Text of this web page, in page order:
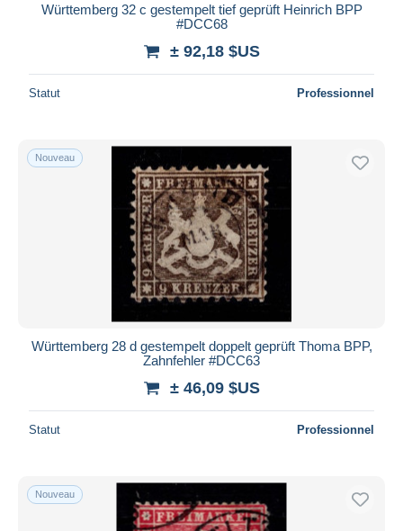
Württemberg 32 c gestempelt tief geprüft Heinrich BPP
#DCC68
± 92,18 $US
Statut Professionnel
Nouveau
Württemberg 28 d gestempelt doppelt geprüft Thoma BPP,
Zahnfehler #DCC63
± 46,09 $US
Statut Professionnel
Nouveau